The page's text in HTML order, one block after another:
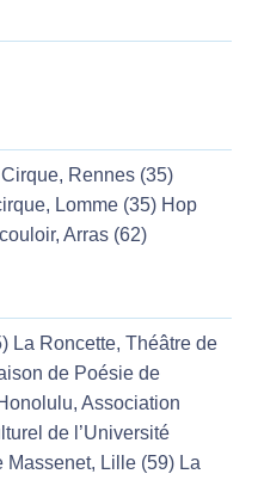
Rennes (35)
Lomme (35) Hop
Arras (62)
La Roncette, Théâtre de
de Poésie de
Association
de l’Université
Massenet, Lille (59) La